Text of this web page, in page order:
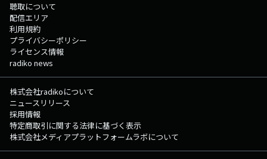
聴取について
配信エリア
利用規約
プライバシーポリシー
ライセンス情報
radiko news
株式会社radikoについて
ニュースリリース
採用情報
特定商取引に関する法律に基づく表示
株式会社メディアプラットフォームラボについて